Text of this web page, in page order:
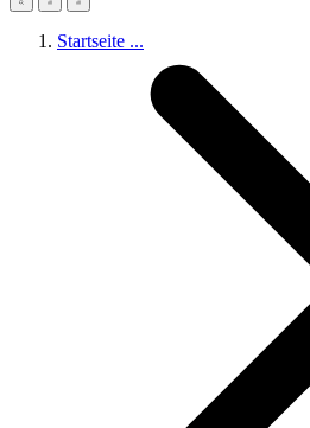
Startseite ...